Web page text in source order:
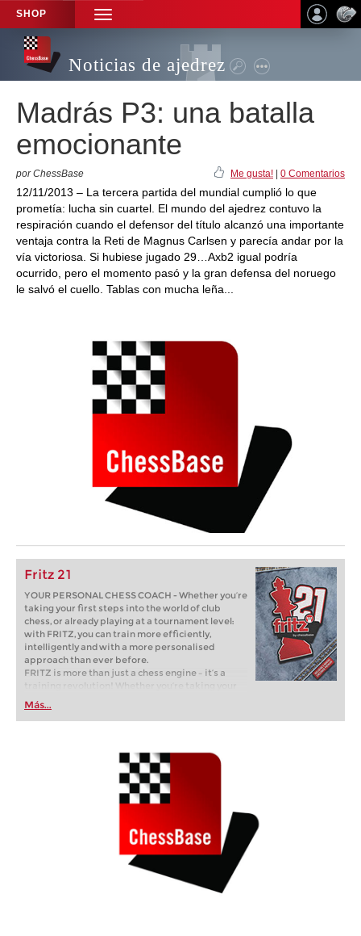
SHOP
TOGGLE
NAVIGATION
Noticias de ajedrez
Madrás P3: una batalla
emocionante
por ChessBase Me gusta! 0 Comentarios
12/11/2013 – La tercera partida del mundial cumplió lo que
prometía: lucha sin cuartel. El mundo del ajedrez contuvo la
respiración cuando el defensor del título alcanzó una importante
ventaja contra la Reti de Magnus Carlsen y parecía andar por la
vía victoriosa. Si hubiese jugado 29…Axb2 igual podría
ocurrido, pero el momento pasó y la gran defensa del noruego
le salvó el cuello. Tablas con mucha leña...
Fritz 21
YOUR PERSONAL CHESS COACH - Whether you’re
taking your first steps into the world of club
chess, or already playing at a tournament level:
with FRITZ, you can train more efficiently,
intelligently and with a more personalised
approach than ever before.
FRITZ is more than just a chess engine – it’s a
training revolution! Whether you’re taking your
first steps into the world of club chess, or already
playing at a tournament level: with FRITZ, you can
train more efficiently, intelligently and with a
Más...